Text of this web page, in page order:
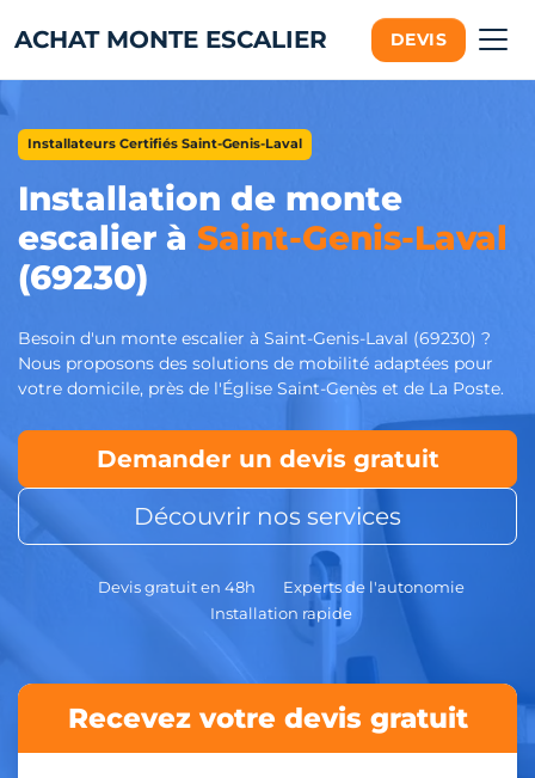
ACHAT MONTE ESCALIER DEVIS
Installateurs Certifiés Saint-Genis-Laval
Installation de monte
escalier à Saint-Genis-Laval
(69230)
Besoin d'un monte escalier à Saint-Genis-Laval (69230) ?
Nous proposons des solutions de mobilité adaptées pour
votre domicile, près de l'Église Saint-Genès et de La Poste.
Demander un devis gratuit
Découvrir nos services
Devis gratuit en 48h
Experts de l'autonomie
Installation rapide
Recevez votre devis gratuit